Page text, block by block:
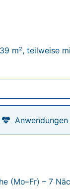
m², teilweise
Anwendungen
(Mo–Fr) – 7